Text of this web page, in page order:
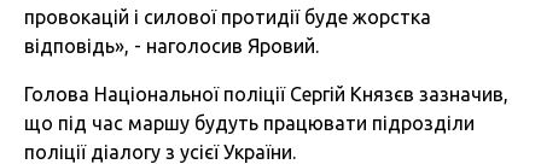
провокацій і силової протидії буде жорстка
відповідь», - наголосив Яровий.
Голова Національної поліції Сергій Князєв зазначив,
що під час маршу будуть працювати підрозділи
поліції діалогу з усієї України.